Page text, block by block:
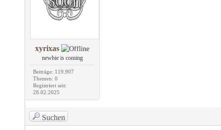
xyrixas
newbie is coming
Beiträge: 119.907
Themen: 0
Registriert seit:
28.02.2025
Suchen